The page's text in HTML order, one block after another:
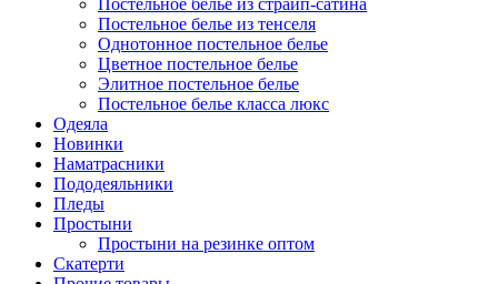
Постельное белье из страйп-сатина
Постельное белье из тенселя
Однотонное постельное белье
Цветное постельное белье
Элитное постельное белье
Постельное белье класса люкс
Одеяла
Новинки
Наматрасники
Пододеяльники
Пледы
Простыни
Простыни на резинке оптом
Скатерти